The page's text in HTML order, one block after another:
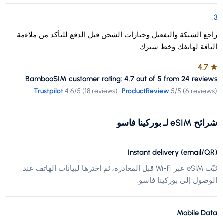
3
.
راجع الشبكة والتفعيل وخيارات الشحن قبل الدفع للتأكد من ملاءمة
الباقة لهاتفك وخط سيرك.
★
4.7
BambooSIM customer rating: 4.7 out of 5 from 24 reviews
Trustpilot4.6/5 (18 reviews) ·ProductReview5/5 (6 reviews)
شرائح eSIM لـ بوركينا فاسو
Instant delivery (email/QR)
ثبّت eSIM عبر Wi-Fi قبل المغادرة، ثم اخترها لبيانات الهاتف عند
الوصول إلى بوركينا فاسو.
Mobile Data